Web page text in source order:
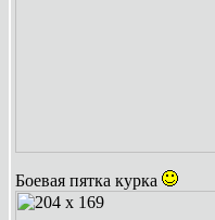
Боевая пятка курка